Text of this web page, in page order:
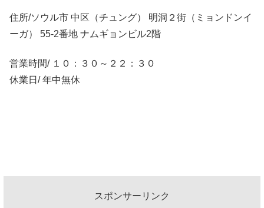
住所/ソウル市 中区（チュング） 明洞２街（ミョンドンイ
ーガ） 55-2番地 ナムギョンビル2階
営業時間/ １０：３０～２２：３０
休業日/ 年中無休
スポンサーリンク